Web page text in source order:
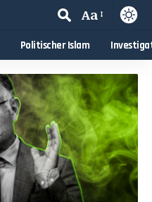
Aa
Politischer Islam